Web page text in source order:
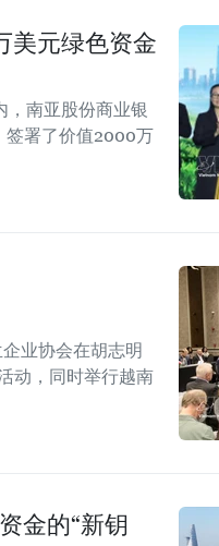
美元绿色资金
南亚股份商业银
签署了价值2000万
业协会在胡志明
动，同时举行越南
金的“新钥